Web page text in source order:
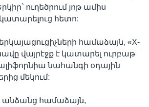
ուղեծրում յոթ ամիս
հետո:
համաձայն, «X-
վայրէջք է կատարել ուրբաթ
նահանգի օդային
մեկում:
համաձայն,